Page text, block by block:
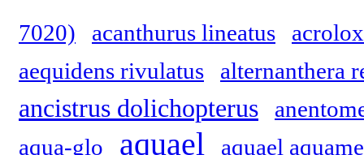
7020) acanthurus lineatus
aequidens rivulatus
alternanthera
ancistrus dolichopterus
aqua-glo
aquael aquael aquame